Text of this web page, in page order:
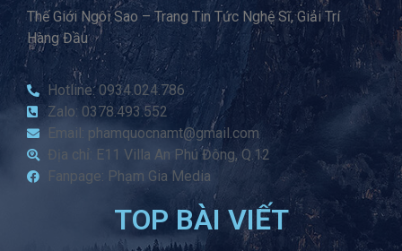
Thế Giới Ngôi Sao – Trang Tin Tức Nghệ Sĩ, Giải Trí
Hàng Đầu
Hotline: 0934.024.786
Zalo: 0378.493.552
Email: phamquocnamt@gmail.com
Địa chỉ: E11 Villa An Phú Đông, Q.12
Fanpage: Phạm Gia Media
TOP BÀI VIẾT